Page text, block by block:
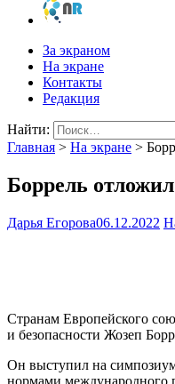
За экраном
На экране
Контакты
Редакция
Найти:
Главная > На экране >
Боррель
Дарья Егорова06.12.2022
Странам Европейского
и безопасности Жозеп
Он выступил на